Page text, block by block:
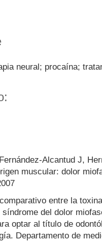
neural; procaína;
Alcantud J,
muscular: dolor
entre la
del dolor
optar al título de
Departamento de